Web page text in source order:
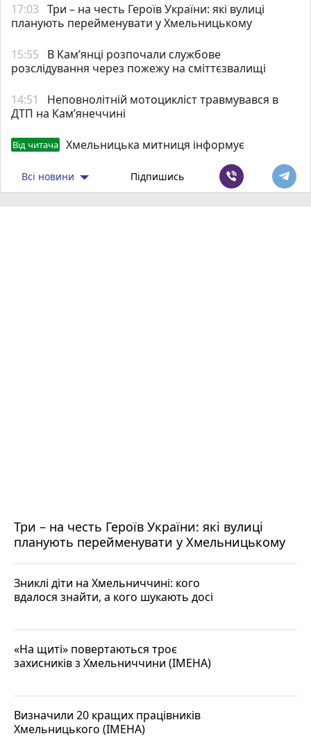
17:03 Три – на честь Героїв України: які вулиці
планують перейменувати у Хмельницькому
15:55
В Кам’янці розпочали службове
розслідування через пожежу на сміттєзвалищі
14:51
Неповнолітній мотоцикліст травмувався в
ДТП на Кам’янеччині
Від читача Хмельницька митниця інформує
Всі новини Підпишись
Три – на честь Героїв України: які вулиці
планують перейменувати у Хмельницькому
Зниклі діти на Хмельниччині: кого
вдалося знайти, а кого шукають досі
«На щиті» повертаються троє
захисників з Хмельниччини (ІМЕНА)
Визначили 20 кращих працівників
Хмельницького (ІМЕНА)